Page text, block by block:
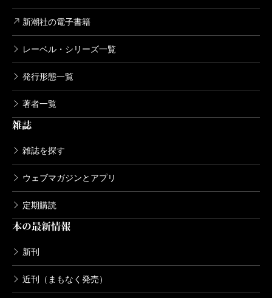
新潮社の電子書籍
レーベル・シリーズ一覧
発行形態一覧
著者一覧
雑誌
雑誌を探す
ウェブマガジンとアプリ
定期購読
本の最新情報
新刊
近刊（まもなく発売）